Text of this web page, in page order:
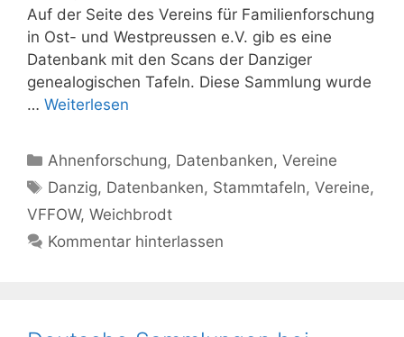
Auf der Seite des Vereins für Familienforschung
in Ost- und Westpreussen e.V. gib es eine
Datenbank mit den Scans der Danziger
genealogischen Tafeln. Diese Sammlung wurde
… Weiterlesen
Kategorien
Ahnenforschung, Datenbanken,Vereine
Schlagwörter
Danzig, Datenbanken, Stammtafeln,Vereine,
VFFOW, Weichbrodt
Kommentar hinterlassen